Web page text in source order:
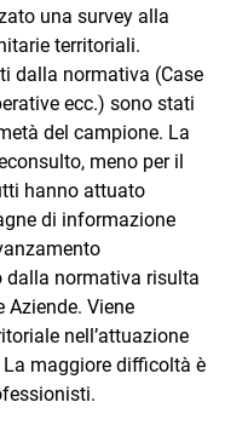
una survey alla
territoriali.
dalla normativa (Case
ecc.) sono stati
del campione. La
meno per il
hanno attuato
di informazione
dalla normativa risulta
Aziende. Viene
nell’attuazione
maggiore difficoltà è